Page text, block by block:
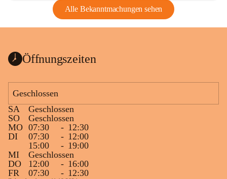
Alle Bekanntmachungen sehen
Öffnungszeiten
Geschlossen
SA
Geschlossen
SO
Geschlossen
MO 07:30 - 12:30
DI
07:30 - 12:00
15:00
- 19:00
MI
Geschlossen
DO
12:00 - 16:00
FR
07:30 - 12:30